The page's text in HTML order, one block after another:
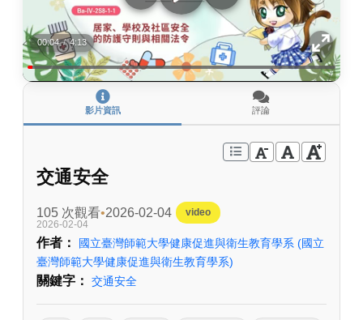
00:04 / 4:13
影片資訊 評論
交通安全
105 次觀看 2026-02-04
video
2026-02-04
作者： 國立臺灣師範大學健康促進與衛生教育學系 (國立
臺灣師範大學健康促進與衛生教育學系)
關鍵字： 交通安全